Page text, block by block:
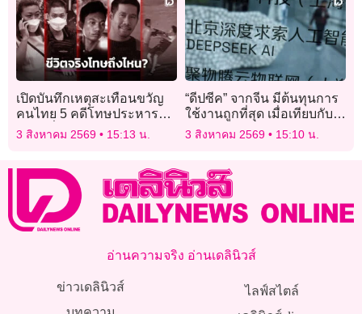
เปิดบันทึกเหตุสะเทือนขวัญ
คนไทย 5 คดีโทษประหาร
ชีวิต เมื่อกฎหมายลงดาบ
3 สิงหาคม 2569 15:13 น.
“ดีปซีค” จากจีน มีต้นทุนการ
ใช้งานถูกที่สุด เมื่อเทียบกับ
โมเดลเอไอทั่วโลก
3 สิงหาคม 2569 15:10 น.
อ่านความจริง อ่านเดลินิวส์
ข่าวเดลินิวส์
ไลฟ์สไตล์